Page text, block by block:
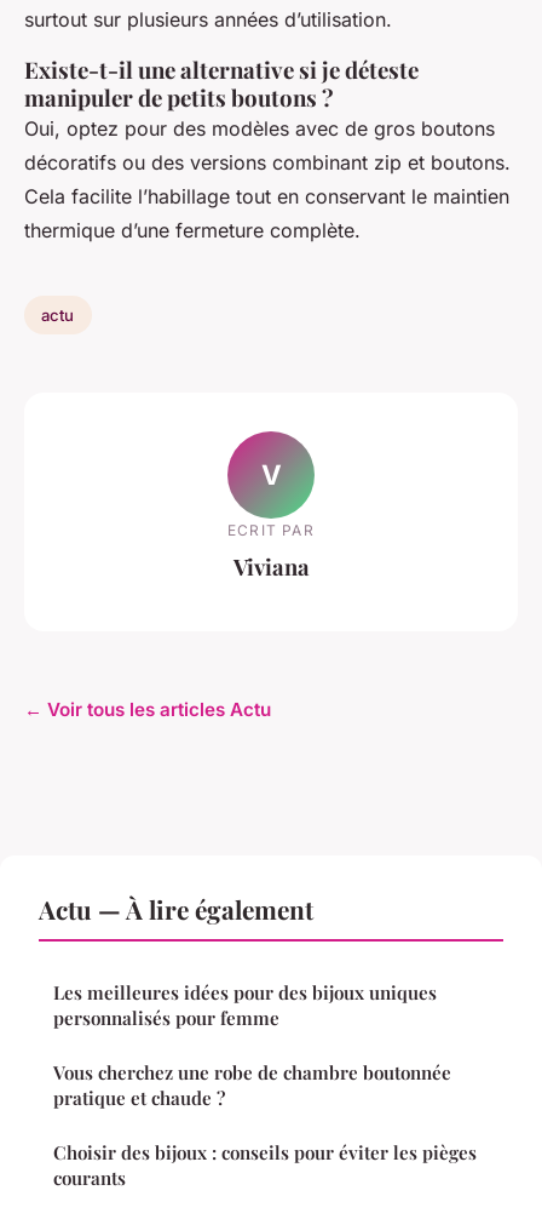
surtout sur plusieurs années d’utilisation.
Existe-t-il une alternative si je déteste
manipuler de petits boutons ?
Oui, optez pour des modèles avec de gros boutons
décoratifs ou des versions combinant zip et boutons.
Cela facilite l’habillage tout en conservant le maintien
thermique d’une fermeture complète.
actu
V
ECRIT PAR
Viviana
← Voir tous les articles Actu
Actu — À lire également
Les meilleures idées pour des bijoux uniques
personnalisés pour femme
Vous cherchez une robe de chambre boutonnée
pratique et chaude ?
Choisir des bijoux : conseils pour éviter les pièges
courants